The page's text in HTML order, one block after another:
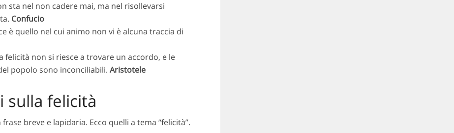
sta nel non cadere mai, ma nel risollevarsi
Confucio
è quello nel cui animo non vi è alcuna traccia di
felicità non si riesce a trovare un accordo, e le
popolo sono inconciliabili. Aristotele
sulla felicità
breve e lapidaria. Ecco quelli a tema “felicità”.